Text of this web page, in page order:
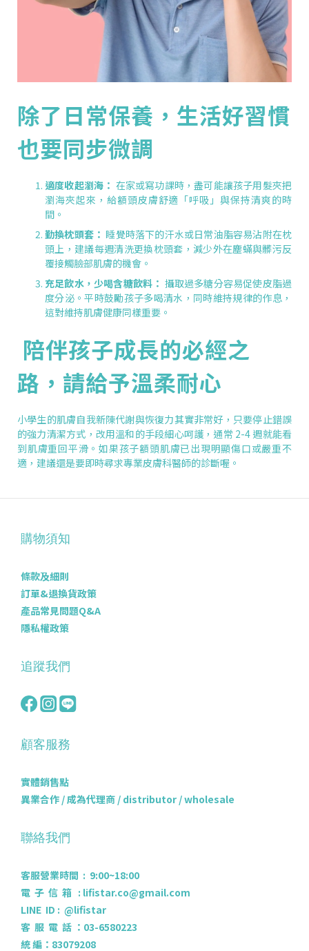
除了日常保養，生活好習慣
也要同步微調
適度收起瀏海： 在家或寫功課時，盡可能讓孩子用髮夾把
瀏海夾起來，給額頭皮膚舒適「呼吸」與保持清爽的時
間。
勤換枕頭套： 睡覺時落下的汗水或日常油脂容易沾附在枕
頭上，建議每週清洗更換枕頭套，減少外在塵蟎與髒污反
覆接觸臉部肌膚的機會。
充足飲水，少喝含糖飲料： 攝取過多糖分容易促使皮脂過
度分泌。平時鼓勵孩子多喝清水，同時維持規律的作息，
這對維持肌膚健康同樣重要。
陪伴孩子成長的必經之
路，請給予溫柔耐心
小學生的肌膚自我新陳代謝與恢復力其實非常好，只要停止錯誤
的強力清潔方式，改用溫和的手段細心呵護，通常 2-4 週就能看
到肌膚重回平滑。如果孩子額頭肌膚已出現明顯傷口或嚴重不
適，建議還是要即時尋求專業皮膚科醫師的診斷喔。
購物須知
條款及細則
訂單&退換貨政策
產品常見問題Q&A
隱私權政策
追蹤我們
顧客服務
實體銷售點
異業合作 / 成為代理商 / distributor / wholesale
聯絡我們
客服營業時間 : 9:00~18:00
電 子 信 箱 : lifistar.co@gmail.com
LINE ID : @lifistar
客 服 電 話 ：03-6580223
統 編：83079208